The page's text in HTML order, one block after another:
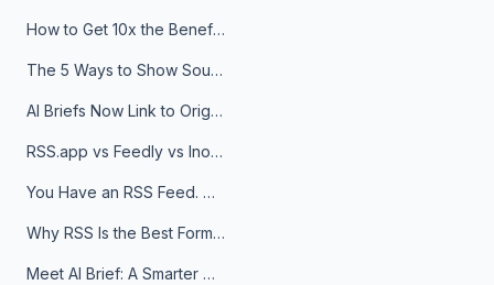
How to Get 10x the Benefits of Google Alerts
The 5 Ways to Show Sources in Your AI Brief, And When to Use Each
AI Briefs Now Link to Original Sources. Here's Why It Matters
RSS.app vs Feedly vs Inoreader: Which One Is Actually Right for You?
You Have an RSS Feed. Now What?
Why RSS Is the Best Format for AI Agents in 2026
Meet AI Brief: A Smarter Way to Stay on Top of Information